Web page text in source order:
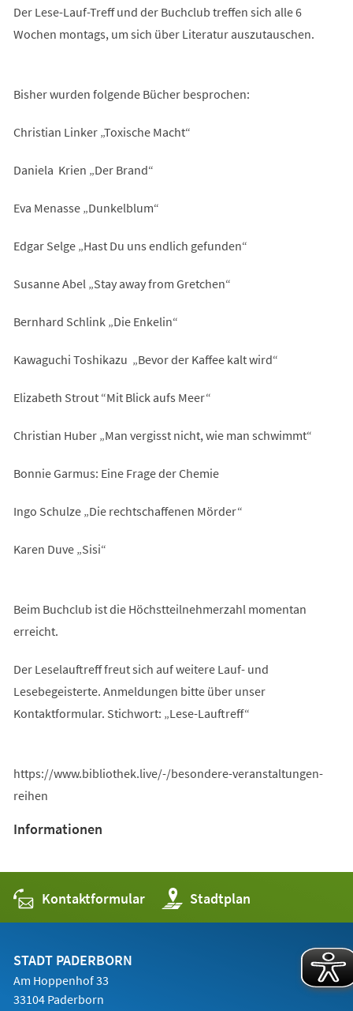
Der Lese-Lauf-Treff und der Buchclub treffen sich alle 6
Wochen montags, um sich über Literatur auszutauschen.
Bisher wurden folgende Bücher besprochen:
Christian Linker „Toxische Macht“
Daniela Krien „Der Brand“
Eva Menasse „Dunkelblum“
Edgar Selge „Hast Du uns endlich gefunden“
Susanne Abel „Stay away from Gretchen“
Bernhard Schlink „Die Enkelin“
Kawaguchi Toshikazu „Bevor der Kaffee kalt wird“
Elizabeth Strout “Mit Blick aufs Meer“
Christian Huber „Man vergisst nicht, wie man schwimmt“
Bonnie Garmus: Eine Frage der Chemie
Ingo Schulze „Die rechtschaffenen Mörder“
Karen Duve „Sisi“
Beim Buchclub ist die Höchstteilnehmerzahl momentan
erreicht.
Der Leselauftreff freut sich auf weitere Lauf- und
Lesebegeisterte. Anmeldungen bitte über unser
Kontaktformular. Stichwort: „Lese-Lauftreff“
https://www.bibliothek.live/-/besondere-veranstaltungen-
reihen
Informationen
Kontaktformular Stadtplan
(Öffnet
in
einem
STADT PADERBORN
Am Hoppenhof 33
33104 Paderborn